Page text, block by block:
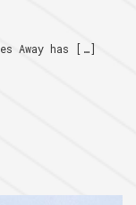
Away has […]